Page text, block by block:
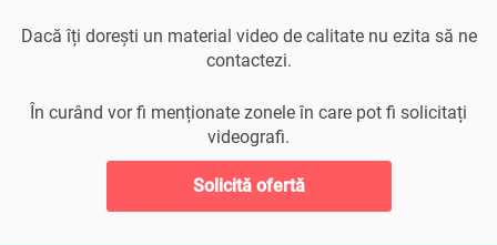
Dacă îți dorești un material video de calitate nu ezita să ne
contactezi.
În curând vor fi menționate zonele în care pot fi solicitați
videografi.
Solicită ofertă